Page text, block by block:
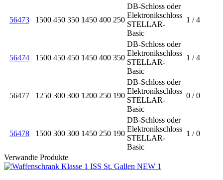
56473 1500 450 350 1450 400 250
DB-Schloss oder
Elektronikschloss
STELLAR-
Basic
1 / 4
56474 1500 450 450 1450 400 350
DB-Schloss oder
Elektronikschloss
STELLAR-
Basic
1 / 4
56477 1250 300 300 1200 250 190
DB-Schloss oder
Elektronikschloss
STELLAR-
Basic
0 / 0
56478 1500 300 300 1450 250 190
DB-Schloss oder
Elektronikschloss
STELLAR-
Basic
1 / 0
Verwandte Produkte